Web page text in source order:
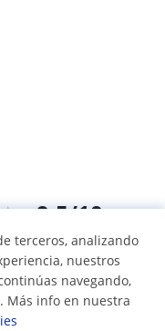
9,5/10
terceros, analizando
nuestros
navegando,
Más info en nuestra